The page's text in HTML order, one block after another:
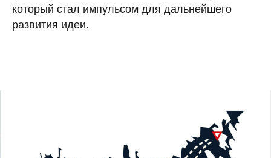
который стал импульсом для дальнейшего
развития идеи.